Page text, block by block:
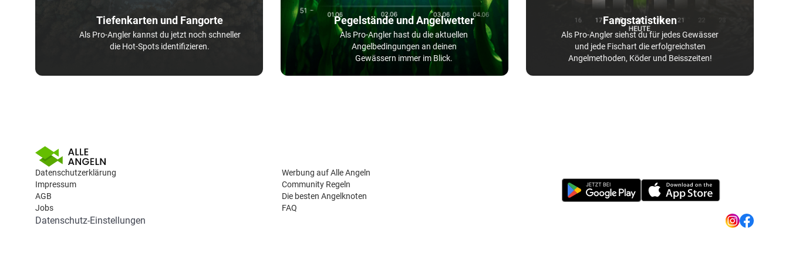
Tiefenkarten und Fangorte
Als Pro-Angler kannst du jetzt noch schneller
die Hot-Spots identifizieren.
Pegelstände und Angelwetter
Als Pro-Angler hast du die aktuellen
Angelbedingungen an deinen
Gewässern immer im Blick.
Fangstatistiken
Als Pro-Angler siehst du für jedes Gewässer
und jede Fischart die erfolgreichsten
Angelmethoden, Köder und Beisszeiten!
Datenschutzerklärung
Impressum
AGB
Jobs
Werbung auf Alle Angeln
Community Regeln
Die besten Angelknoten
FAQ
Datenschutz-Einstellungen